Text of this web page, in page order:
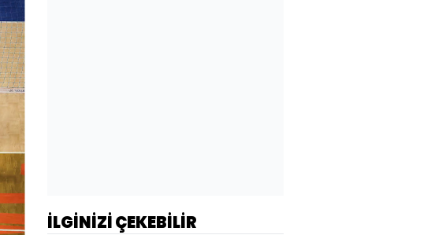
İLGİNİZİ ÇEKEBİLİR